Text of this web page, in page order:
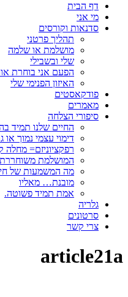
דף הבית
מי אני
סדנאות וקורסים
תהליך פרטני
מושלמת או שלמה
שלי ובשבילי
הפעם אני בוחרת
האיזון הפנימי שלי
פודקאסטים
מאמרים
סיפורי הצלחה
החיים שלנו תמיד
דימוי עצמי נמוך או
רפקציוניזם=
המושלמת
מה המשמעות של
מובנת… מאליו
אמת תמיד פשוטה.
גלריה
סרטונים
צרי קשר
article21a